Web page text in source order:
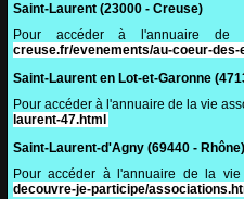
Saint-Laurent (23000 - Creuse)
Pour accéder à l'annuaire
creuse.fr/evenements/au-coeur-des-
Saint-Laurent en Lot-et-Garonne
Pour accéder à l'annuaire de la vie
laurent-47.html
Saint-Laurent-d'Agny (69440 - Rhône)
Pour accéder à l'annuaire de la
decouvre-je-participe/